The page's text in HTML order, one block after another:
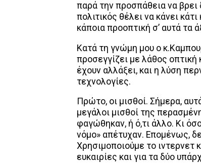
παρά την προσπάθεια να βρει
πολιτικός θέλει να κάνει
κάποια προοπτική σ’ αυτά τα
Κατά τη γνώμη μου ο
προσεγγίζει με λάθος
έχουν αλλάξει, και η λύση
τεχνολογίες.
Πρώτο, οι μισθοί. Σήμερα,
μεγάλοι μισθοί της
φαγώθηκαν, ή ό,τι άλλο. Κι
νόμο» απέτυχαν. Επομένως,
Χρησιμοποιούμε το ιντερνετ
ευκαιρίες και για τα δύο